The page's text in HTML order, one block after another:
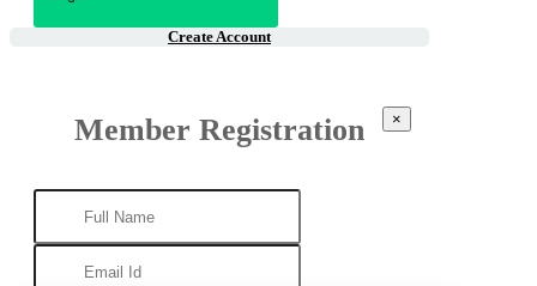
Create Account
Member Registration ×